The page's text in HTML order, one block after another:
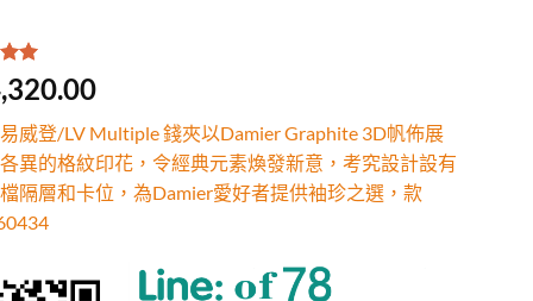
/
位
威登/LV Multiple 錢夾以Damier Graphite 3D帆佈展
異的格紋印花，令經典元素煥發新意，考究設計設有
隔層和卡位，為Damier愛好者提供袖珍之選，款